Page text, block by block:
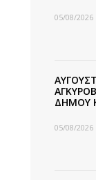
05/08/2026
ΔΗΜΟΥ
05/08/2026